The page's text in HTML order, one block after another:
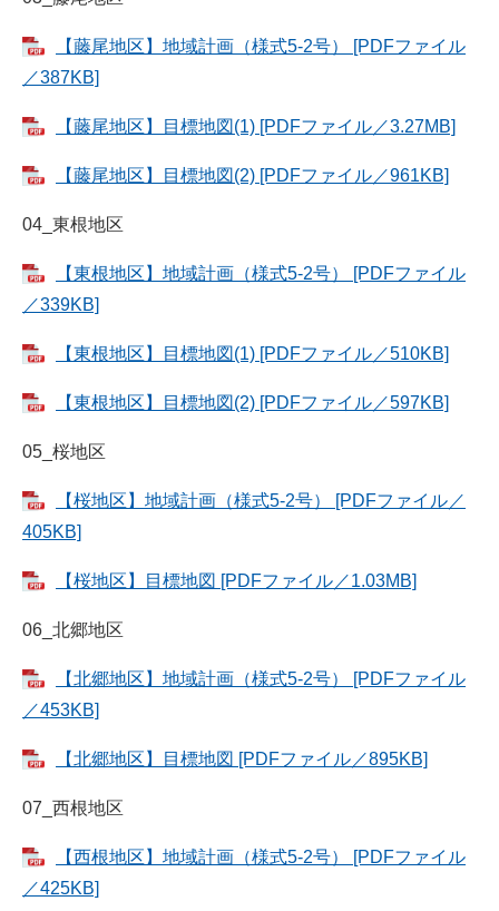
【藤尾地区】地域計画（様式5-2号） [PDFファイル
／387KB]
【藤尾地区】目標地図(1) [PDFファイル／3.27MB]
【藤尾地区】目標地図(2) [PDFファイル／961KB]
04_東根地区
【東根地区】地域計画（様式5-2号） [PDFファイル
／339KB]
【東根地区】目標地図(1) [PDFファイル／510KB]
【東根地区】目標地図(2) [PDFファイル／597KB]
05_桜地区
【桜地区】地域計画（様式5-2号） [PDFファイル／
405KB]
【桜地区】目標地図 [PDFファイル／1.03MB]
06_北郷地区
【北郷地区】地域計画（様式5-2号） [PDFファイル
／453KB]
【北郷地区】目標地図 [PDFファイル／895KB]
07_西根地区
【西根地区】地域計画（様式5-2号） [PDFファイル
／425KB]